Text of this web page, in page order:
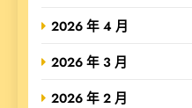
2026 年 4 月
2026 年 3 月
2026 年 2 月